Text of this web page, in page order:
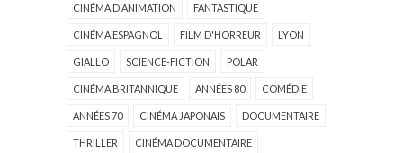
CINÉMA D'ANIMATION FANTASTIQUE
CINÉMA ESPAGNOL FILM D'HORREUR LYON
GIALLO SCIENCE-FICTION POLAR
CINÉMA BRITANNIQUE ANNÉES 80 COMÉDIE
ANNÉES 70 CINÉMA JAPONAIS DOCUMENTAIRE
THRILLER CINÉMA DOCUMENTAIRE